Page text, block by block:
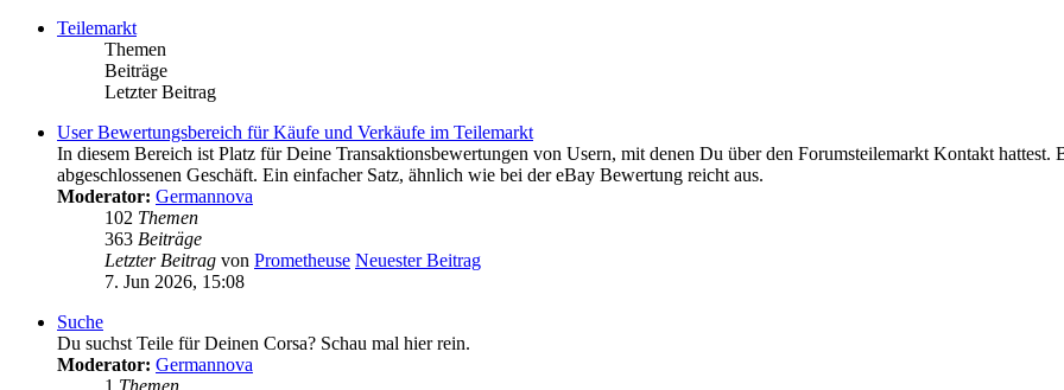
Teilemarkt
Themen
Beiträge
Letzter Beitrag
User Bewertungsbereich für Käufe und Verkäufe im Teilemarkt
In diesem Bereich ist Platz für Deine Transaktionsbewertungen von Usern, mit denen Du über den Forumsteilemarkt Kontakt hattest.
abgeschlossenen Geschäft. Ein einfacher Satz, ähnlich wie bei der eBay Bewertung reicht aus.
Moderator: Germannova
102 Themen
363 Beiträge
Letzter Beitrag von Prometheuse Neuester Beitrag
7. Jun 2026, 15:08
Suche
Du suchst Teile für Deinen Corsa? Schau mal hier rein.
Moderator: Germannova